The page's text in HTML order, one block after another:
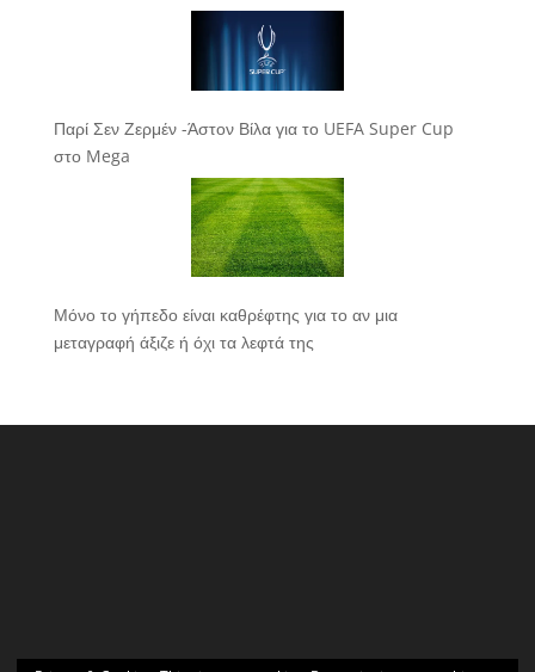
Παρί Σεν Ζερμέν -Άστον Βίλα για το UEFA Super Cup
στο Mega
Μόνο το γήπεδο είναι καθρέφτης για το αν μια
μεταγραφή άξιζε ή όχι τα λεφτά της